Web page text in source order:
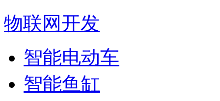
物联网开发
智能电动车
智能鱼缸